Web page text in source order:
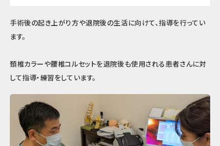
手術後の起き上がり方や退院後の生活に向けて、指導を行ってい
ます。
頚椎カラーや腰椎コルセットを退院後も使用される患者さんに対
して指導・練習をしています。